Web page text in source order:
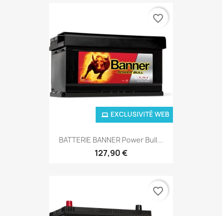
BATTERIE BANNER Power Bull...
127,90 €
EXCLUSIVITÉ WEB
favorite_border
favorite_border